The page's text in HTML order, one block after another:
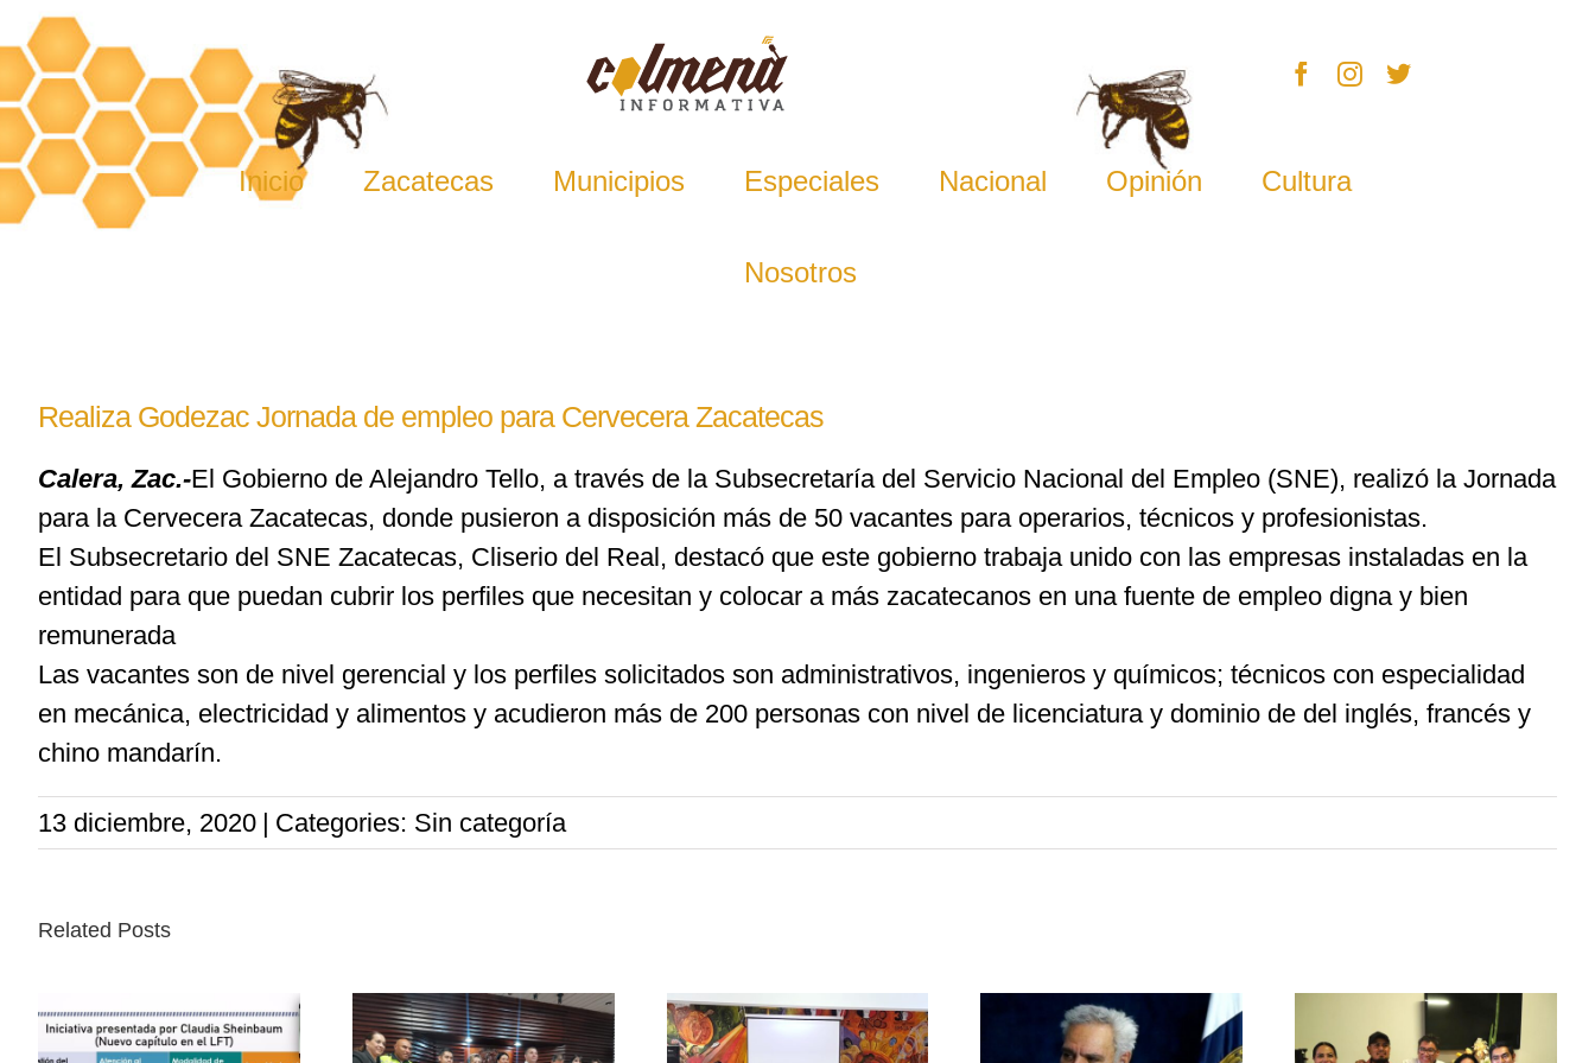
Skip
to
content
Inicio Zacatecas Municipios Especiales Nacional Opinión Cultura
Nosotros
Realiza Godezac Jornada de empleo para Cervecera Zacatecas
Calera, Zac.-El Gobierno de Alejandro Tello, a través de la Subsecretaría del Servicio Nacional del Empleo (SNE), realizó la Jornada
para la Cervecera Zacatecas, donde pusieron a disposición más de 50 vacantes para operarios, técnicos y profesionistas.
El Subsecretario del SNE Zacatecas, Cliserio del Real, destacó que este gobierno trabaja unido con las empresas instaladas en la
entidad para que puedan cubrir los perfiles que necesitan y colocar a más zacatecanos en una fuente de empleo digna y bien
remunerada
Las vacantes son de nivel gerencial y los perfiles solicitados son administrativos, ingenieros y químicos; técnicos con especialidad
en mecánica, electricidad y alimentos y acudieron más de 200 personas con nivel de licenciatura y dominio de del inglés, francés y
chino mandarín.
13 diciembre, 2020 | Categories: Sin categoría
Related Posts